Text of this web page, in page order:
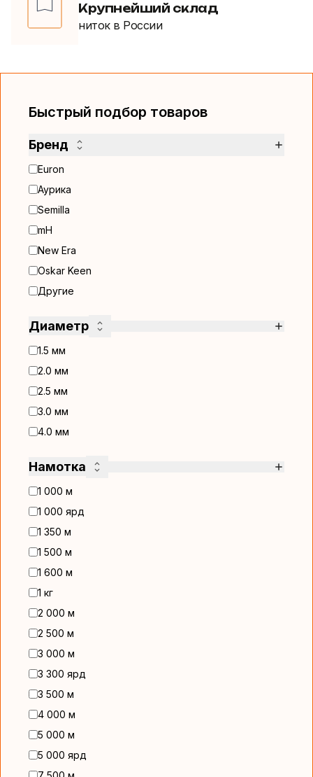
Крупнейший склад
ниток в России
Быстрый подбор товаров
Бренд
Euron
Аурика
Semilla
mH
New Era
Oskar Keen
Другие
Диаметр
1.5 мм
2.0 мм
2.5 мм
3.0 мм
4.0 мм
Намотка
1 000 м
1 000 ярд
1 350 м
1 500 м
1 600 м
1 кг
2 000 м
2 500 м
3 000 м
3 300 ярд
3 500 м
4 000 м
5 000 м
5 000 ярд